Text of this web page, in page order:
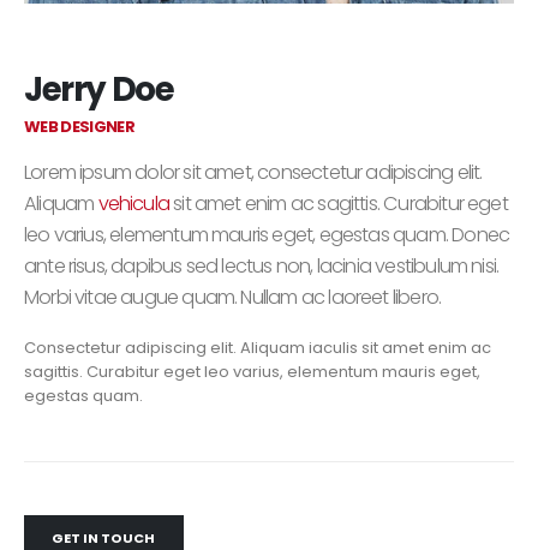
Jerry Doe
WEB DESIGNER
Lorem ipsum dolor sit amet, consectetur adipiscing elit.
Aliquamvehiculasit amet enim ac sagittis. Curabitur eget
leo varius, elementum mauris eget, egestas quam. Donec
ante risus, dapibus sed lectus non, lacinia vestibulum nisi.
Morbi vitae augue quam. Nullam ac laoreet libero.
Consectetur adipiscing elit. Aliquam iaculis sit amet enim ac
sagittis. Curabitur eget leo varius, elementum mauris eget,
egestas quam.
GET IN TOUCH